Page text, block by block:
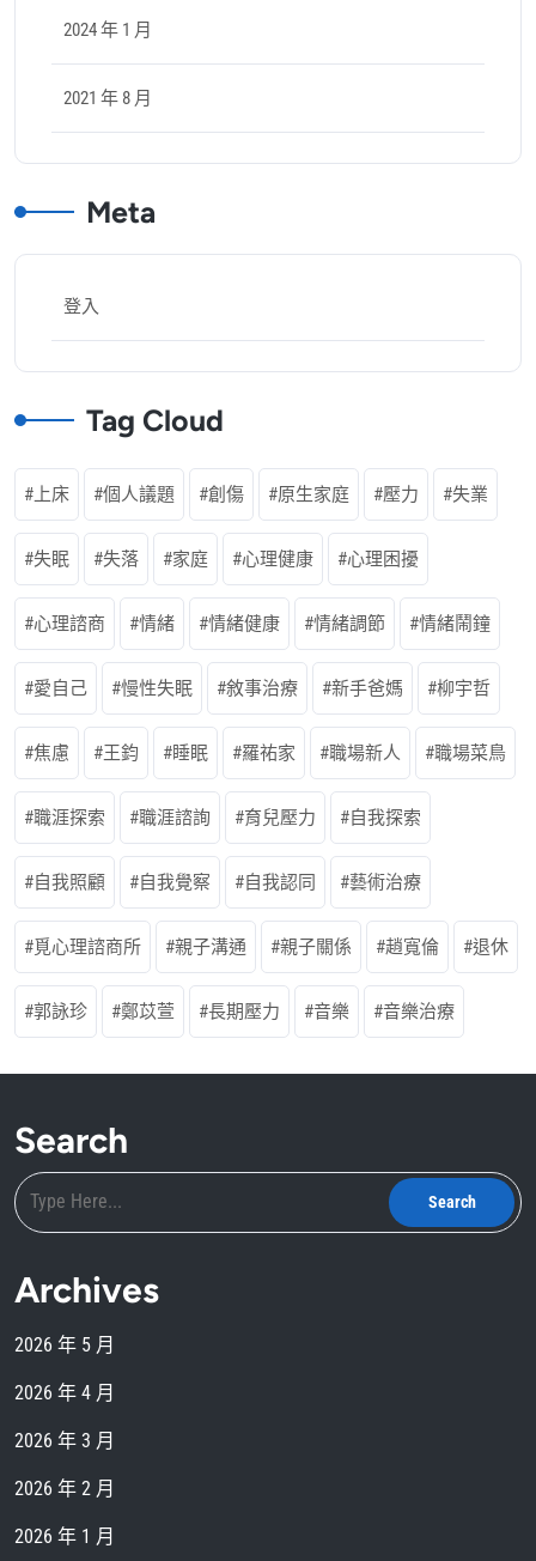
2024 年 1 月
2021 年 8 月
Meta
登入
Tag Cloud
上床 個人議題 創傷 原生家庭 壓力 失業
失眠 失落 家庭 心理健康 心理困擾
心理諮商 情緒 情緒健康 情緒調節 情緒鬧鐘
愛自己 慢性失眠 敘事治療 新手爸媽 柳宇哲
焦慮 王鈞 睡眠 羅祐家 職場新人 職場菜鳥
職涯探索 職涯諮詢 育兒壓力 自我探索
自我照顧 自我覺察 自我認同 藝術治療
覓心理諮商所 親子溝通 親子關係 趙寬倫 退休
郭詠珍 鄭苡萱 長期壓力 音樂 音樂治療
Search
Archives
2026 年 5 月
2026 年 4 月
2026 年 3 月
2026 年 2 月
2026 年 1 月